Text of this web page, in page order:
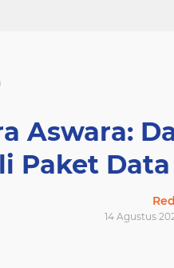
Aswara:
Paket
14 Agustus